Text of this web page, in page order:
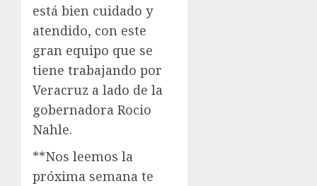
está bien cuidado y
atendido, con este
gran equipo que se
tiene trabajando por
Veracruz a lado de la
gobernadora Rocio
Nahle.
**Nos leemos la
próxima semana te